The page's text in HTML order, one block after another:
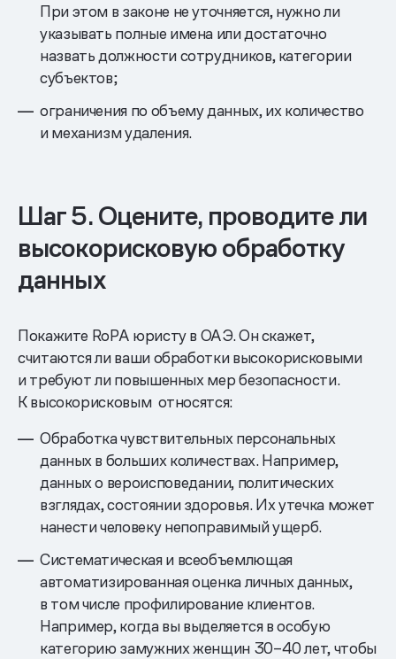
При этом в законе не уточняется, нужно ли
указывать полные имена или достаточно
назвать должности сотрудников, категории
субъектов;
ограничения по объему данных, их количество
и механизм удаления.
Шаг 5. Оцените, проводите ли
высокорисковую обработку
данных
Покажите RoPA юристу в ОАЭ. Он скажет,
считаются ли ваши обработки высокорисковыми
и требуют ли повышенных мер безопасности.
К высокорисковым относятся:
Обработка чувствительных персональных
данных в больших количествах. Например,
данных о вероисповедании, политических
взглядах, состоянии здоровья. Их утечка может
нанести человеку непоправимый ущерб.
Систематическая и всеобъемлющая
автоматизированная оценка личных данных,
в том числе профилирование клиентов.
Например, когда вы выделяется в особую
категорию замужних женщин 30–40 лет, чтобы